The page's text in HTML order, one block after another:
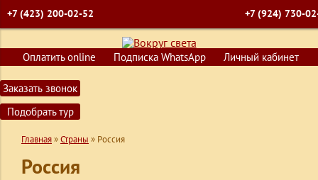
Оплатить online Подписка WhatsApp Личный кабинет
Заказать звонок
Подобрать тур
+7 (423) 200-02-52 +7 (924) 730-
ГЛАВНАЯ
ПОИСК ТУРОВ
Главная»Страны » Россия
Россия